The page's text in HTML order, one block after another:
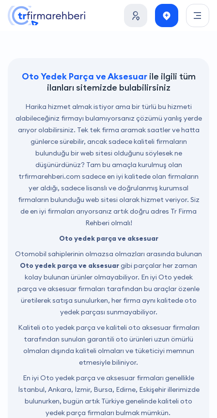
Oto Yedek Parça ve Aksesuarile ilgili tüm
ilanları sitemizde bulabilirsiniz
Harika hizmet almak istiyor ama bir türlü bu hizmeti
alabileceğiniz firmayı bulamıyorsanız çözümü yanlış yerde
arıyor olabilirsiniz. Tek tek firma aramak saatler ve hatta
günlerce sürebilir, ancak sadece kaliteli firmaların
bulunduğu bir web sitesi olduğunu söylesek ne
düşünürdünüz? Tam bu amaçla kurulmuş olan
trfirmarehberi.com sadece en iyi kalitede olan firmaların
yer aldığı, sadece lisanslı ve doğrulanmış kurumsal
firmaların bulunduğu web sitesi olarak hizmet veriyor. Siz
de en iyi firmaları arıyorsanız artık doğru adres Tr Firma
Rehberi olmalı!
Oto yedek parça ve aksesuar
Otomobil sahiplerinin olmazsa olmazları arasında bulunan
Oto yedek parça ve aksesuargibi parçalar her zaman
kolay bulunan ürünler olmayabiliyor. En iyi Oto yedek
parça ve aksesuar firmaları tarafından bu araçlar özenle
üretilerek satışa sunulurken, her firma aynı kalitede oto
yedek parçası sunmayabiliyor.
Kaliteli oto yedek parça ve kaliteli oto aksesuar firmaları
tarafından sunulan garantili oto ürünleri uzun ömürlü
olmaları dışında kaliteli olmaları ve tüketiciyi memnun
etmesiyle biliniyor.
En iyi Oto yedek parça ve aksesuar firmaları genellikle
İstanbul, Ankara, İzmir, Bursa, Edirne, Eskişehir illerimizde
bulunurken, bugün artık Türkiye genelinde kaliteli oto
yedek parça firmaları bulmak mümkün.